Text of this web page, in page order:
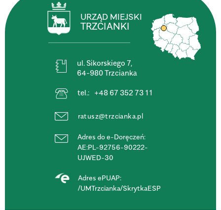
URZĄD MIEJSKI
TRZCIANKI
ul. Sikorskiego 7,
64-980 Trzcianka
tel.: +48 67 352 73 11
ratusz@trzcianka.pl
Adres do e-Doręczeń:
AE:PL-92756-90222-
UJWED-30
Adres ePUAP:
/UMTrzcianka/SkrytkaESP